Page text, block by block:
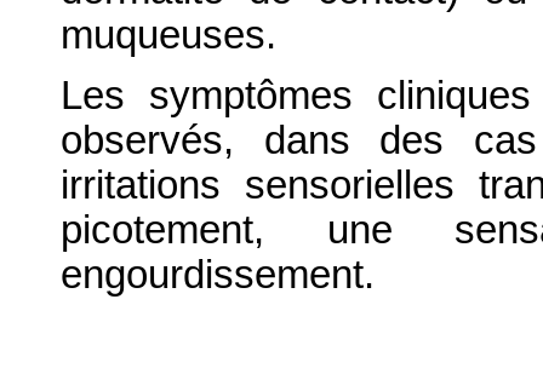
muqueuses.
Les symptômes
observés, dans des
irritations sensorielles
picotement, une
engourdissement.